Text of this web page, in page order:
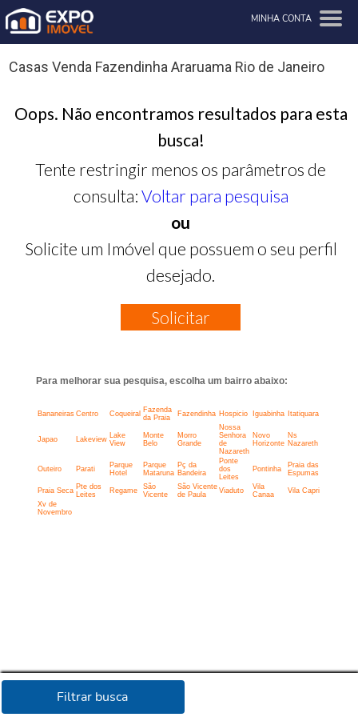
MINHA CONTA
Filtrar busca
Casas Venda Fazendinha Araruama Rio de Janeiro
Oops. Não encontramos resultados para esta
busca!
Tente restringir menos os parâmetros de
consulta: Voltar para pesquisa
ou
Solicite um Imóvel que possuem o seu perfil
desejado.
Solicitar
Para melhorar sua pesquisa, escolha um bairro abaixo:
Bananeiras Centro Coqueiral Fazenda
da Praia
Fazendinha Hospicio Iguabinha Itatiquara
Japao Lakeview
Lake
View
Monte
Belo
Morro
Grande
Nossa
Senhora
de
Nazareth
Novo
Horizonte
Ns
Nazareth
Outeiro Parati
Parque
Hotel
Parque
Mataruna
Pç da
Bandeira
Ponte
dos
Leites
Pontinha
Praia das
Espumas
Praia Seca Pte dos
Leites
Regame
São
Vicente
São Vicente
de Paula
Viaduto
Vila
Canaa
Vila Capri
Xv de
Novembro